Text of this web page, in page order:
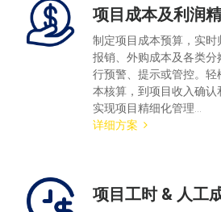
项目成本及利润
制定项目成本预算，实
报销、外购成本及各类
行预警、提示或管控。
本核算，到项目收入确
实现项目精细化管理...
详细方案
项目工时 & 人工